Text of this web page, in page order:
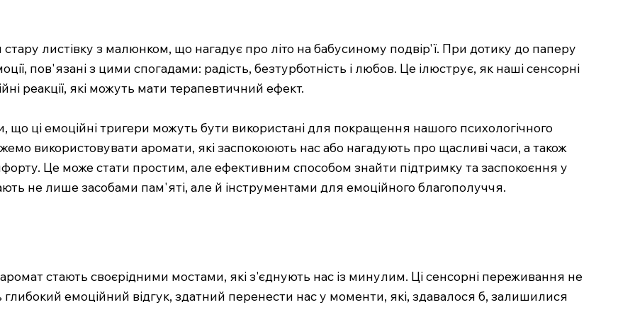
листівку з малюнком, що нагадує про літо на бабусиному подвір'ї. При дотику до паперу
пов'язані з цими спогадами: радість, безтурботність і любов. Це ілюструє, як наші сенсорні
реакції, які можуть мати терапевтичний ефект.
ці емоційні тригери можуть бути використані для покращення нашого психологічного
використовувати аромати, які заспокоюють нас або нагадують про щасливі часи, а також
Це може стати простим, але ефективним способом знайти підтримку та заспокоєння у
не лише засобами пам'яті, але й інструментами для емоційного благополуччя.
аромат стають своєрідними мостами, які з'єднують нас із минулим. Ці сенсорні переживання не
емоційний відгук, здатний перенести нас у моменти, які, здавалося б, залишилися